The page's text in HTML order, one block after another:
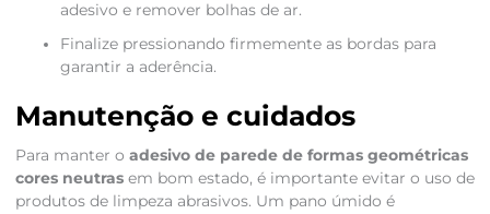
adesivo e remover bolhas de ar.
Finalize pressionando firmemente as bordas para
garantir a aderência.
Manutenção e cuidados
Para manter o adesivo de parede de formas geométricas
cores neutrasem bom estado, é importante evitar o uso de
produtos de limpeza abrasivos. Um pano úmido é